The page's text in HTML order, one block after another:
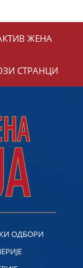
ЖЕНА
СТРАНЦИ
ОДБОРИ